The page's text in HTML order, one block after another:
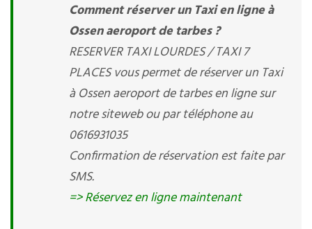
Comment réserver un Taxi en ligne à
Ossen aeroport de tarbes ?
RESERVER TAXI LOURDES / TAXI 7
PLACES vous permet de réserver un Taxi
à Ossen aeroport de tarbes en ligne sur
notre siteweb ou par téléphone au
0616931035
Confirmation de réservation est faite par
SMS.
=> Réservez en ligne maintenant